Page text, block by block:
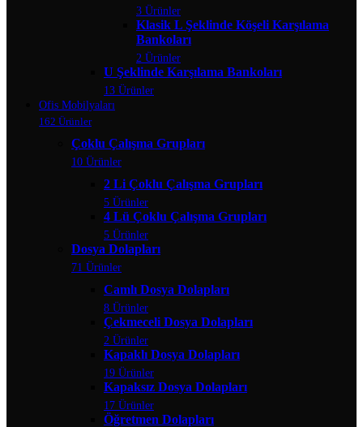
3 Ürünler
Klasik L Şeklinde Köşeli Karşılama
Bankoları
2 Ürünler
U Şeklinde Karşılama Bankoları
13 Ürünler
Ofis Mobilyaları
162 Ürünler
Çoklu Çalışma Grupları
10 Ürünler
2 Li Çoklu Çalışma Grupları
5 Ürünler
4 Lü Çoklu Çalışma Grupları
5 Ürünler
Dosya Dolapları
71 Ürünler
Camlı Dosya Dolapları
8 Ürünler
Çekmeceli Dosya Dolapları
2 Ürünler
Kapaklı Dosya Dolapları
19 Ürünler
Kapaksız Dosya Dolapları
17 Ürünler
Öğretmen Dolapları